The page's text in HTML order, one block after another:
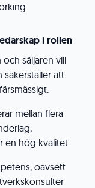
i rollen
säljaren vill
att
mellan flera
en hög kvalitet.
oavsett